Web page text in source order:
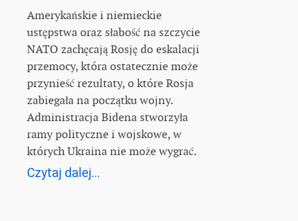
Amerykańskie i niemieckie
ustępstwa oraz słabość na szczycie
NATO zachęcają Rosję do eskalacji
przemocy, która ostatecznie może
przynieść rezultaty, o które Rosja
zabiegała na początku wojny.
Administracja Bidena stworzyła
ramy polityczne i wojskowe, w
których Ukraina nie może wygrać.
Czytaj dalej...